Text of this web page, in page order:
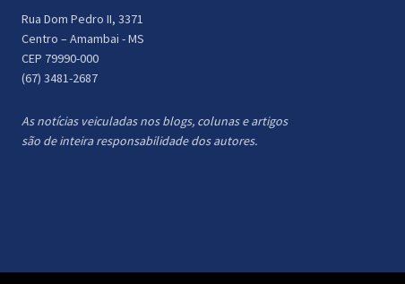
Rua Dom Pedro II, 3371
Centro – Amambai - MS
CEP 79990-000
(67) 3481-2687
As notícias veiculadas nos blogs, colunas e artigos
são de inteira responsabilidade dos autores.